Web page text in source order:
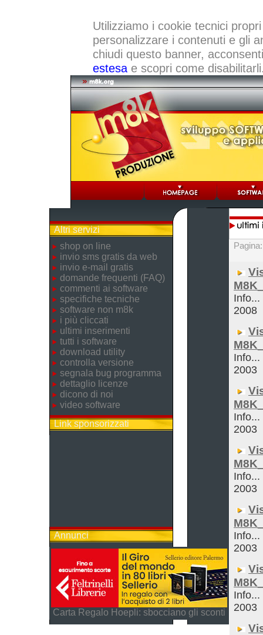
Utilizziamo i cookie tecnici
personalizzare i contenuti e gli
chiudi questo banner,
estesae scopri come
Altri servizi
shop on line
invio sms gratis da web
invio e-mail gratis
domande frequenti (FAQ)
commenti ai software
specifiche tecniche
software non m8k
i più cliccati
ultimi inserimenti
tutti i software
download utility
controlla versione
segnala bug programma
dettaglio licenze
dicono di noi
video software
Link sponsorizzati
Annunci
Carta Regalo Hoepli: sbocciano gli sconti
Info...
2008
Info...
2003
Info...
2003
Info...
2003
Info...
2003
Info...
2003